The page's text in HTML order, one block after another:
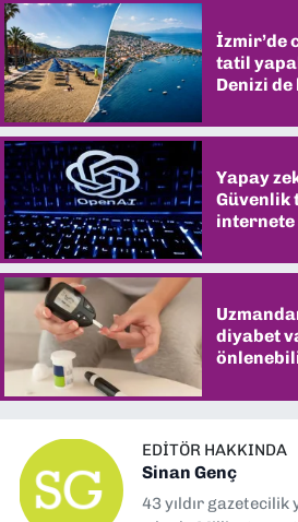
İzmir’de
tatil
Denizi
Yapay
Güvenlik
internete
diyabet
EDITÖR HAKKINDA
Sinan Genç
43 yıldır gazetecilik